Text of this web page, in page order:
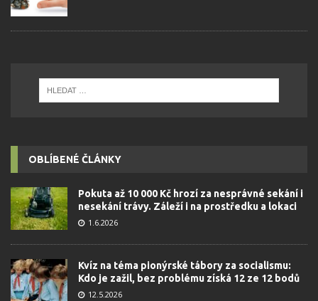
OBLÍBENÉ ČLÁNKY
Pokuta až 10 000 Kč hrozí za nesprávné sekání i
nesekání trávy. Záleží i na prostředku a lokaci
1.6.2026
Kvíz na téma pionýrské tábory za socialismu:
Kdo je zažil, bez problému získá 12 ze 12 bodů
12.5.2026